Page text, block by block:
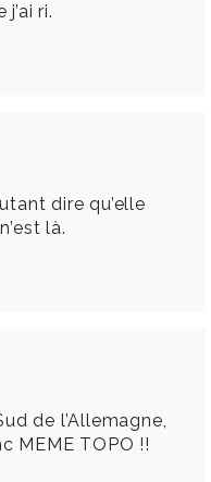
ri.
dire qu’elle
là.
de l’Allemagne,
MEME TOPO !!